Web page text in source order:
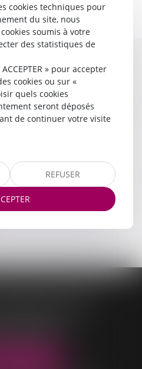
unerelation
à votre écoute, notre
met à votre service son
toujours au mieux de vos
CŒUR s’adapte à vos
procédures et des méthodes
vos demandes.
cookies techniques pour
du site, nous
soumis à votre
des statistiques de
» pour accepter
cookies ou sur «
quels cookies
seront déposés
de continuer votre visite
REFUSER